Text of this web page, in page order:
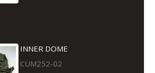
INNER DOME
CUM252-02